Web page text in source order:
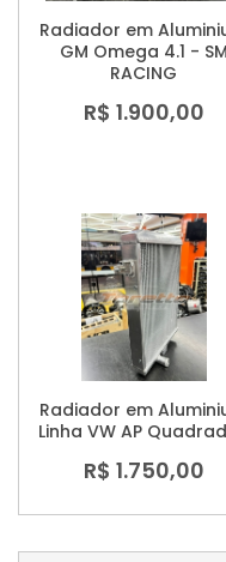
Radiador em
GM Omega 4.1 - SM
RACING
R$ 1.900,00
Radiador em
Linha VW AP
R$ 1.750,00